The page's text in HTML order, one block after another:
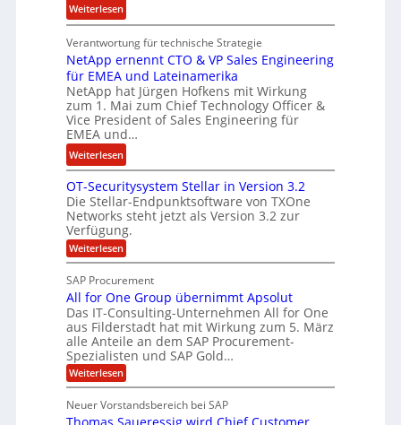
t
k
e
n
e
L
ö
s
u
n
g
n
i
r
d
F
i
n
a
n
z
c
h
e
f
b
e
i
I
F
S
Weiterlesen:
E
n
g
n
e
e
r
i
n
g
-
S
p
e
z
i
a
l
i
s
t
J
u
Verantwortung für technische Strategie
NetApp ernennt CTO & VP Sales Engineering
für EMEA und Lateinamerika
NetApp hat Jürgen Hofkens mit Wirkung
zum 1. Mai zum Chief Technology Officer &
Vice President of Sales Engineering für
EMEA und…
Weiterlesen:
N
e
t
A
p
p
n
e
n
n
t
C
T
OT-Securitysystem Stellar in Version 3.2
Die Stellar-Endpunktsoftware von TXOne
Networks steht jetzt als Version 3.2 zur
Verfügung.
Weiterlesen:
O
-
S
e
c
u
r
i
t
y
y
SAP Procurement
All for One Group übernimmt Apsolut
Das IT-Consulting-Unternehmen All for One
aus Filderstadt hat mit Wirkung zum 5. März
alle Anteile an dem SAP Procurement-
Spezialisten und SAP Gold…
Weiterlesen:
A
l
f
Neuer Vorstandsbereich bei SAP